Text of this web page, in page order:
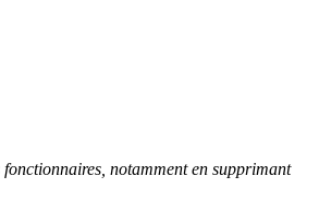
notamment en supprimant